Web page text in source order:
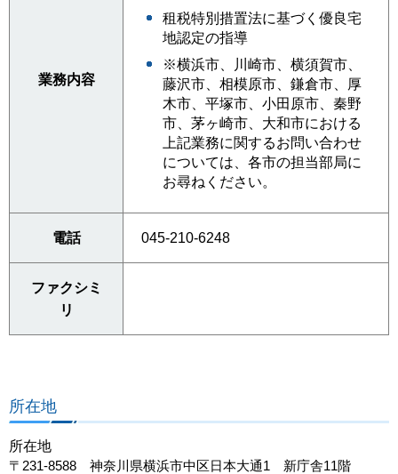
業務内容
租税特別措置法に基づく優良宅
地認定の指導
※横浜市、川崎市、横須賀市、
藤沢市、相模原市、鎌倉市、厚
木市、平塚市、小田原市、秦野
市、茅ヶ崎市、大和市における
上記業務に関するお問い合わせ
については、各市の担当部局に
お尋ねください。
電話 045-210-6248
ファクシミ
リ
所在地
所在地
〒231-8588 神奈川県横浜市中区日本大通1 新庁舎11階